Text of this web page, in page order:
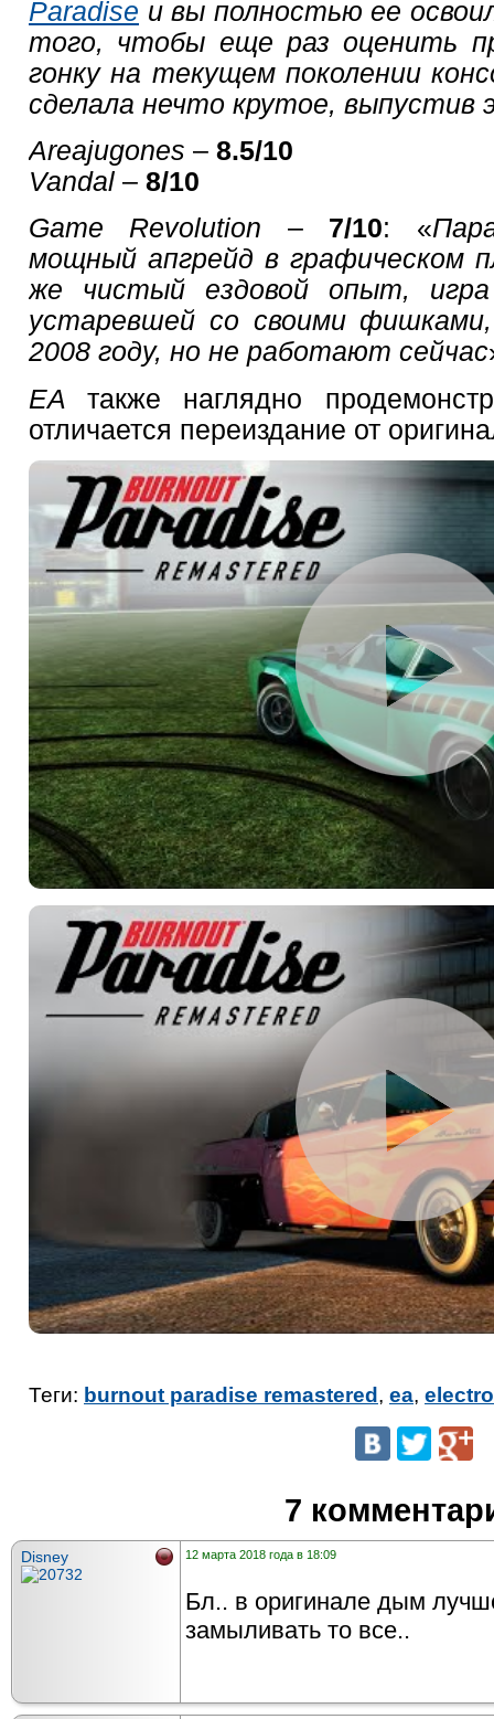
Paradise и вы полностью ее
того, чтобы еще раз оценить
гонку на текущем поколении
сделала нечто крутое,
Areajugones – 8.5/10
Vandal – 8/10
Game
Revolution – 7/10: «
мощный апгрейд в графическом
же чистый ездовой опыт,
устаревшей со своими
2008 году, но не работают сейчас
EAтакже наглядно
отличается переиздание от
Теги: burnout paradise remastered , ea,
7
Disney 12 марта 2018 года в 18:09
Бл.. в оригинале дым
замыливать то все..